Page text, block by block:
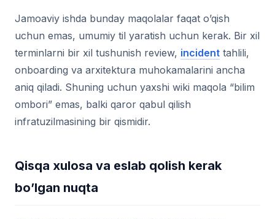
Jamoaviy ishda bunday maqolalar faqat o’qish
uchun emas, umumiy til yaratish uchun kerak. Bir xil
terminlarni bir xil tushunish review, incident tahlili,
onboarding va arxitektura muhokamalarini ancha
aniq qiladi. Shuning uchun yaxshi wiki maqola “bilim
ombori” emas, balki qaror qabul qilish
infratuzilmasining bir qismidir.
Qisqa xulosa va eslab qolish kerak
bo’lgan nuqta